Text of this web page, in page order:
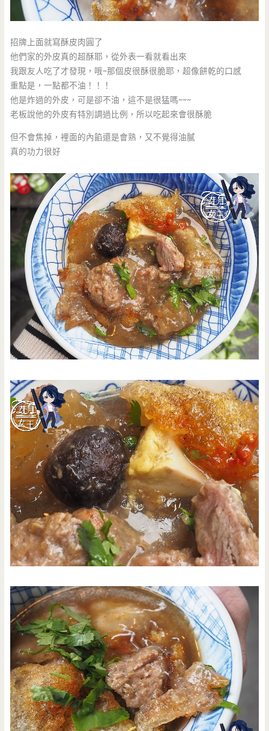
招牌上面就寫酥皮肉圓了
他們家的外皮真的超酥耶，從外表一看就看出來
我跟友人吃了才發現，哦~那個皮很酥很脆耶，超像餅乾的口感
重點是，一點都不油！！！
他是炸過的外皮，可是卻不油，這不是很猛嗎~~~
老板說他的外皮有特別調過比例，所以吃起來會很酥脆
但不會焦掉，裡面的內餡還是會熟，又不覺得油膩
真的功力很好